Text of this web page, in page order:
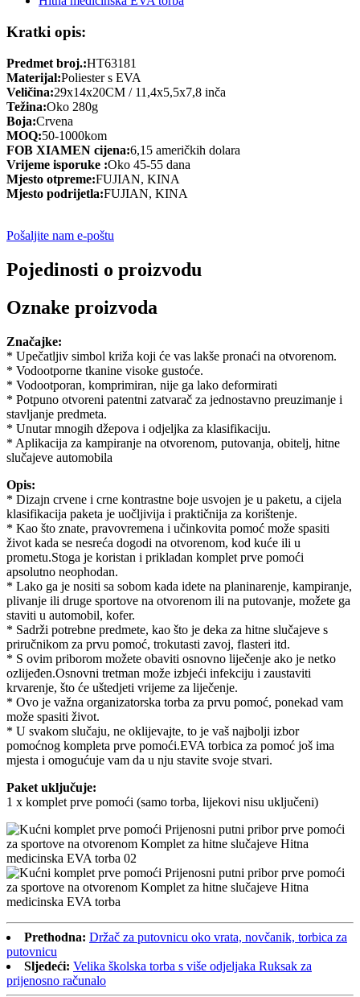
Kratki opis:
Predmet broj.:HT63181
Materijal:Poliester s EVA
Veličina:29x14x20CM / 11,4x5,5x7,8 inča
Težina:Oko 280g
Boja:Crvena
MOQ:50-1000kom
FOB XIAMEN cijena:6,15 američkih dolara
Vrijeme isporuke :Oko 45-55 dana
Mjesto otpreme:FUJIAN, KINA
Mjesto podrijetla:FUJIAN, KINA
Pošaljite nam e-poštu
Pojedinosti o proizvodu
Oznake proizvoda
Značajke:
* Upečatljiv simbol križa koji će vas lakše pronaći na otvorenom.
* Vodootporne tkanine visoke gustoće.
* Vodootporan, komprimiran, nije ga lako deformirati
* Potpuno otvoreni patentni zatvarač za jednostavno preuzimanje i
stavljanje predmeta.
* Unutar mnogih džepova i odjeljka za klasifikaciju.
* Aplikacija za kampiranje na otvorenom, putovanja, obitelj, hitne
slučajeve automobila
Opis:
* Dizajn crvene i crne kontrastne boje usvojen je u paketu, a cijela
klasifikacija paketa je uočljivija i praktičnija za korištenje.
* Kao što znate, pravovremena i učinkovita pomoć može spasiti
život kada se nesreća dogodi na otvorenom, kod kuće ili u
prometu.Stoga je koristan i prikladan komplet prve pomoći
apsolutno neophodan.
* Lako ga je nositi sa sobom kada idete na planinarenje, kampiranje,
plivanje ili druge sportove na otvorenom ili na putovanje, možete ga
staviti u automobil, kofer.
* Sadrži potrebne predmete, kao što je deka za hitne slučajeve s
priručnikom za prvu pomoć, trokutasti zavoj, flasteri itd.
* S ovim priborom možete obaviti osnovno liječenje ako je netko
ozlijeđen.Osnovni tretman može izbjeći infekciju i zaustaviti
krvarenje, što će uštedjeti vrijeme za liječenje.
* Ovo je važna organizatorska torba za prvu pomoć, ponekad vam
može spasiti život.
* U svakom slučaju, ne oklijevajte, to je vaš najbolji izbor
pomoćnog kompleta prve pomoći.EVA torbica za pomoć još ima
mjesta i omogućuje vam da u nju stavite svoje stvari.
Paket uključuje:
1 x komplet prve pomoći (samo torba, lijekovi nisu uključeni)
Prethodna: Držač za putovnicu oko vrata, novčanik, torbica za
putovnicu
Sljedeći: Velika školska torba s više odjeljaka Ruksak za
prijenosno računalo